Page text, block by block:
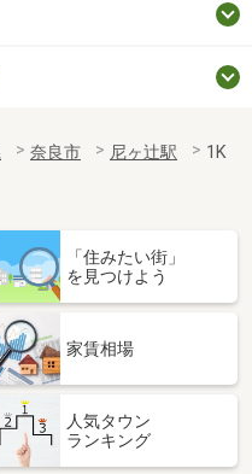
奈良市 尼ヶ辻駅 1K
「住みたい街」
を見つけよう
家賃相場
人気タウン
ランキング